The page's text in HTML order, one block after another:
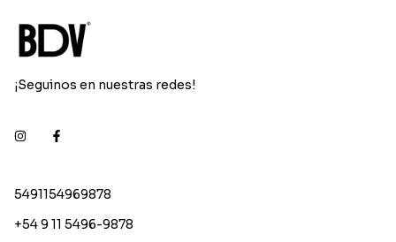
¡Seguinos en nuestras redes!
5491154969878
+54 9 11 5496-9878